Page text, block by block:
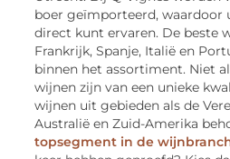
boer geïmporteerd, waardoor
direct kunt ervaren. De beste
Frankrijk, Spanje, Italië en
binnen het assortiment. Niet
wijnen zijn van een unieke
wijnen uit gebieden als de
Australië en Zuid-Amerika
topsegment in de